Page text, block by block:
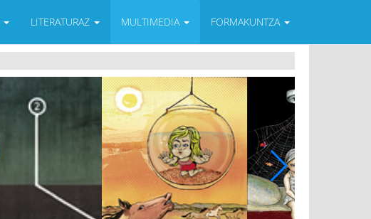
LITERATURAZ MULTIMEDIA FORMAKUNTZA